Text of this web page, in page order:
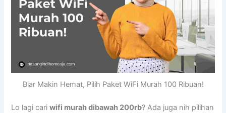
Biar Makin Hemat, Pilih Paket WiFi Murah 100 Ribuan!
Lo lagi cariwifi murah dibawah 200rb? Ada juga nih pilihan